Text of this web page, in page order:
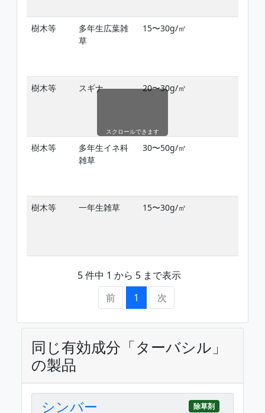
樹木等
多年生広葉雑
草
15〜30g/㎡
樹木等 スギナ 20〜30g/㎡
樹木等
多年生イネ科
雑草
30〜50g/㎡
樹木等 一年生雑草 15〜30g/㎡
5 件中 1 から 5 まで表示
前
1 次
スクロールできます
同じ有効成分「ターバシル」
の製品
シンバー 除草剤